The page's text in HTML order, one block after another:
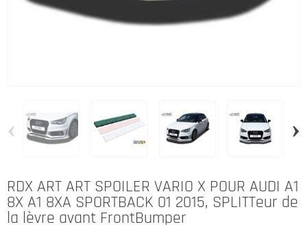
‹ ›
RDX ART ART SPOILER VARIO X POUR AUDI A1
8X A1 8XA SPORTBACK 01 2015, SPLITTeur de
la lèvre avant FrontBumper